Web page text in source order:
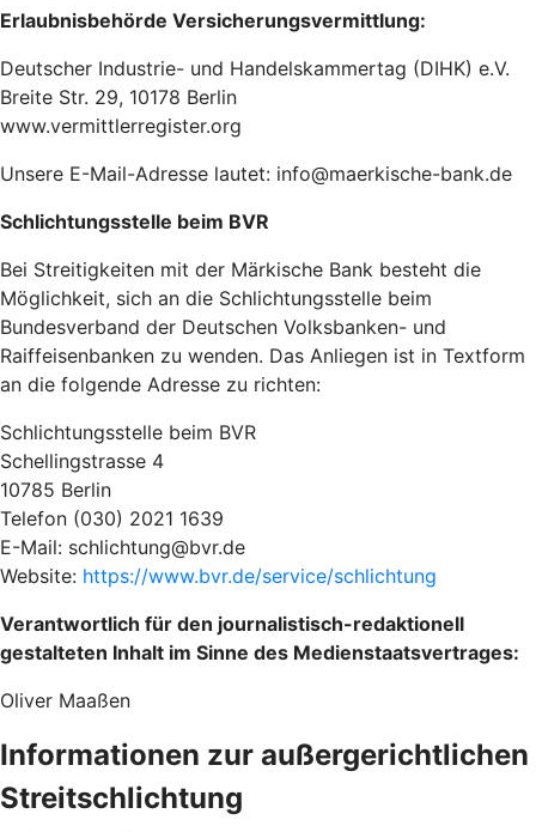
Erlaubnisbehörde Versicherungsvermittlung:
Deutscher Industrie- und Handelskammertag (DIHK) e.V.
Breite Str. 29, 10178 Berlin
www.vermittlerregister.org
Unsere E-Mail-Adresse lautet: info@maerkische-bank.de
Schlichtungsstelle beim BVR
Bei Streitigkeiten mit der Märkische Bank besteht die
Möglichkeit, sich an die Schlichtungsstelle beim
Bundesverband der Deutschen Volksbanken- und
Raiffeisenbanken zu wenden. Das Anliegen ist in Textform
an die folgende Adresse zu richten:
Schlichtungsstelle beim BVR
Schellingstrasse 4
10785 Berlin
Telefon (030) 2021 1639
E-Mail: schlichtung@bvr.de
Website: https://www.bvr.de/service/schlichtung
Verantwortlich für den journalistisch-redaktionell
gestalteten Inhalt im Sinne des Medienstaatsvertrages:
Oliver Maaßen
Informationen zur außergerichtlichen
Streitschlichtung